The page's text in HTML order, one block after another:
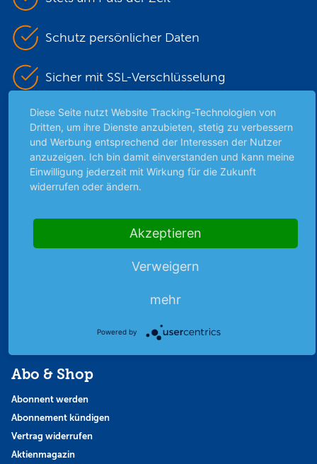
Schutz persönlicher Daten
Sicher mit SSL-Verschlüsselung
Highlights
Archiv
Börsenbericht
Favoriten
Abo & Shop
Abonnent werden
Abonnement kündigen
Vertrag widerrufen
Aktienmagazin
Diese Seite nutzt Website Tracking-Technologien von
Dritten, um ihre Dienste anzubieten, stetig zu verbessern
und Werbung entsprechend der Interessen der Nutzer
anzuzeigen. Ich bin damit einverstanden und kann meine
Einwilligung jederzeit mit Wirkung für die Zukunft
widerrufen oder ändern.
Akzeptieren
Verweigern
mehr
Powered by